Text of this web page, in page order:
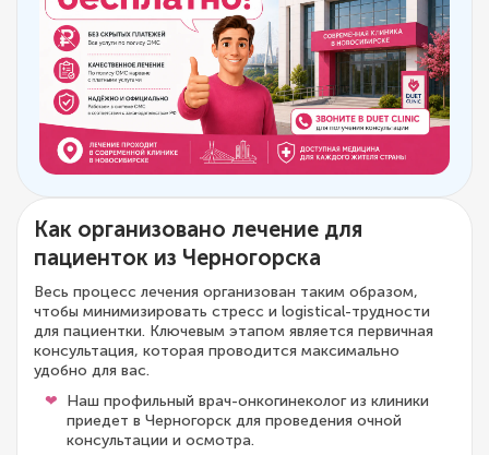
Как организовано лечение для
пациенток из Черногорска
Весь процесс лечения организован таким образом,
чтобы минимизировать стресс и logistical-трудности
для пациентки. Ключевым этапом является первичная
консультация, которая проводится максимально
удобно для вас.
Наш профильный врач-онкогинеколог из клиники
приедет в Черногорск для проведения очной
консультации и осмотра.